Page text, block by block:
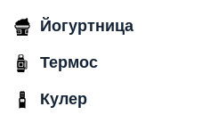
Йогуртница
Термос
Кулер